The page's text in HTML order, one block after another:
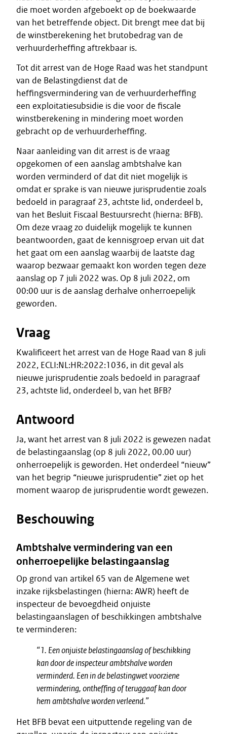
die moet worden afgeboekt op de boekwaarde
van het betreffende object. Dit brengt mee dat bij
de winstberekening het brutobedrag van de
verhuurderheffing aftrekbaar is.
Tot dit arrest van de Hoge Raad was het standpunt
van de Belastingdienst dat de
heffingsvermindering van de verhuurderheffing
een exploitatiesubsidie is die voor de fiscale
winstberekening in mindering moet worden
gebracht op de verhuurderheffing.
Naar aanleiding van dit arrest is de vraag
opgekomen of een aanslag ambtshalve kan
worden verminderd of dat dit niet mogelijk is
omdat er sprake is van nieuwe jurisprudentie zoals
bedoeld in paragraaf 23, achtste lid, onderdeel b,
van het Besluit Fiscaal Bestuursrecht (hierna: BFB).
Om deze vraag zo duidelijk mogelijk te kunnen
beantwoorden, gaat de kennisgroep ervan uit dat
het gaat om een aanslag waarbij de laatste dag
waarop bezwaar gemaakt kon worden tegen deze
aanslag op 7 juli 2022 was. Op 8 juli 2022, om
00:00 uur is de aanslag derhalve onherroepelijk
geworden.
Vraag
Kwalificeert het arrest van de Hoge Raad van 8 juli
2022, ECLI:NL:HR:2022:1036, in dit geval als
nieuwe jurisprudentie zoals bedoeld in paragraaf
23, achtste lid, onderdeel b, van het BFB?
Antwoord
Ja, want het arrest van 8 juli 2022 is gewezen nadat
de belastingaanslag (op 8 juli 2022, 00.00 uur)
onherroepelijk is geworden. Het onderdeel “nieuw”
van het begrip “nieuwe jurisprudentie” ziet op het
moment waarop de jurisprudentie wordt gewezen.
Beschouwing
Ambtshalve vermindering van een
onherroepelijke belastingaanslag
Op grond van artikel 65 van de Algemene wet
inzake rijksbelastingen (hierna: AWR) heeft de
inspecteur de bevoegdheid onjuiste
belastingaanslagen of beschikkingen ambtshalve
te verminderen:
“1. Een onjuiste belastingaanslag of beschikking
kan door de inspecteur ambtshalve worden
verminderd. Een in de belastingwet voorziene
vermindering, ontheffing of teruggaaf kan door
hem ambtshalve worden verleend.”
Het BFB bevat een uitputtende regeling van de